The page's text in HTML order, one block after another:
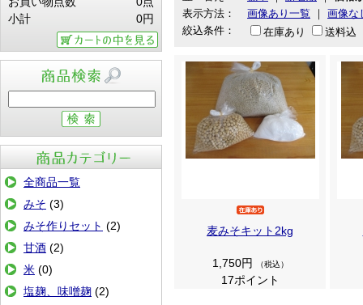
小計
0円
カートの中を見る
商品カテゴリ
全商品一覧
みそ (3)
みそ作りセット (2)
甘酒 (2)
米 (0)
塩麹、味噌麹 (2)
表示方法：
画像あり一覧 ｜ 画像な
絞込条件：
在庫あり 送料込
麦みそキット2kg
1,750円 （税込）
17ポイント